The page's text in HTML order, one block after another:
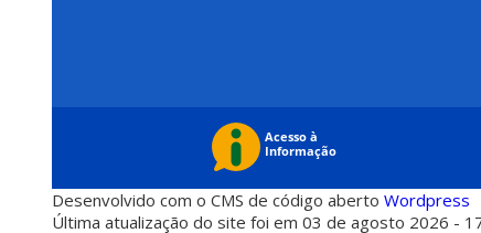
Desenvolvido com o CMS de código aberto Wordpress
Última atualização do site foi em 03 de agosto 2026 -